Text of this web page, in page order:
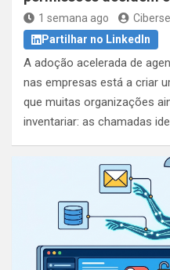
1 semana ago
Partilhar no LinkedIn
A adoção acelerada de
nas empresas está a criar
que muitas organizações
inventariar: as chamadas